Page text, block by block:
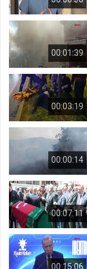
00:01:39
00:03:19
00:00:14
00:07:11
00:15:06